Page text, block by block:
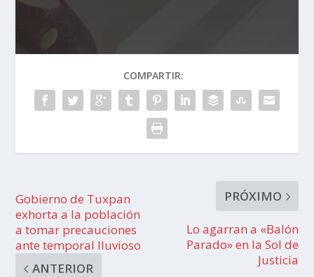
COMPARTIR:
Gobierno de Tuxpan
exhorta a la población
a tomar precauciones
ante temporal lluvioso
ANTERIOR
PRÓXIMO
Lo agarran a «Balón
Parado» en la Sol de
Justicia